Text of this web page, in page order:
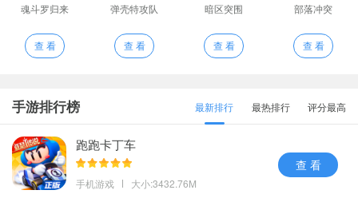
魂斗罗归来
查 看
弹壳特攻队
查 看
暗区突围
查 看
部落冲突
查 看
手游排行榜 最新排行 最热排行 评分最高
跑跑卡丁车
手机游戏 大小:3432.76M
查 看